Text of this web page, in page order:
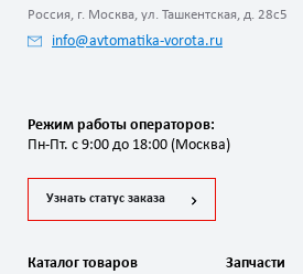
Россия, г. Москва, ул. Ташкентская, д. 28с5
info@avtomatika-vorota.ru
Режим работы операторов:
Пн-Пт. с 9:00 до 18:00 (Москва)
Узнать статус заказа
Каталог товаров Запчасти